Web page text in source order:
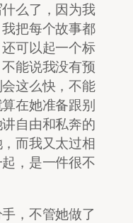
么了，因为我
把每个故事都
可以起一个标
能说我没有预
这么快，不能
在她准备跟别
自由和私奔的
而我又太过相
，是一件很不
，不管她做了